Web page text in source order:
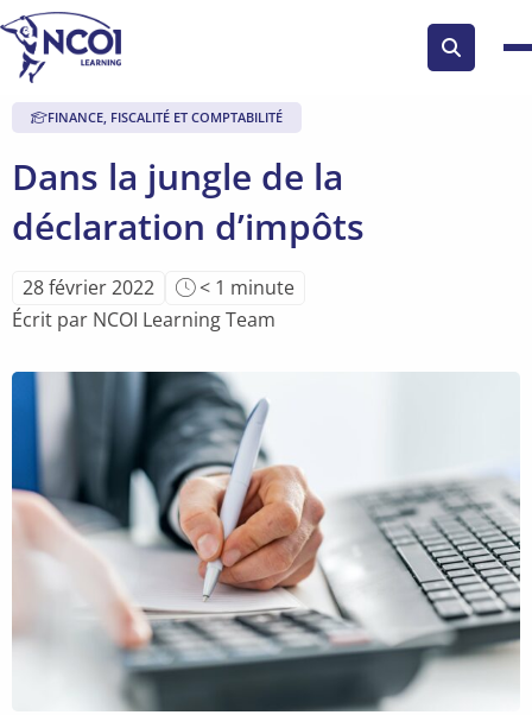
Search
button
Dans la jungle de la
déclaration d’impôts
FINANCE, FISCALITÉ ET COMPTABILITÉ
28 février 2022
Temps
de
de
l'article:
< 1 minute
Écrit par NCOI Learning Team